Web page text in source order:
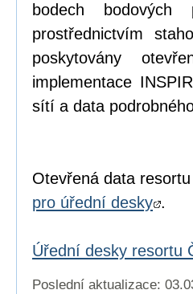
bodech
prostřednictvím
poskytovány
implementace
sítí a data
Otevřená data
pro úřední desky .
Úřední desky resortu
Poslední aktualizace: